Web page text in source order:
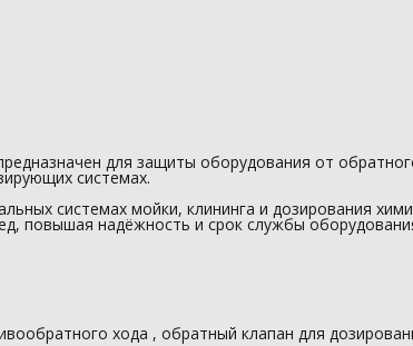
для защиты оборудования от
системах.
системах мойки, клининга и дозирования
повышая надёжность и срок службы
хода , обратный клапан для